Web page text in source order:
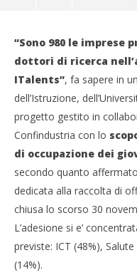
Miur, 980 imprese
ricercatori
03/12/2015
“Sono 980 le imprese
dottori di ricerca
ITalents”, fa sapere in
dell’Istruzione,
progetto gestito in
Confindustria con lo
di occupazione dei
secondo quanto
dedicata alla raccolta di
chiusa lo scorso 30
L’adesione si e’
previste: ICT (48%),
(14%).